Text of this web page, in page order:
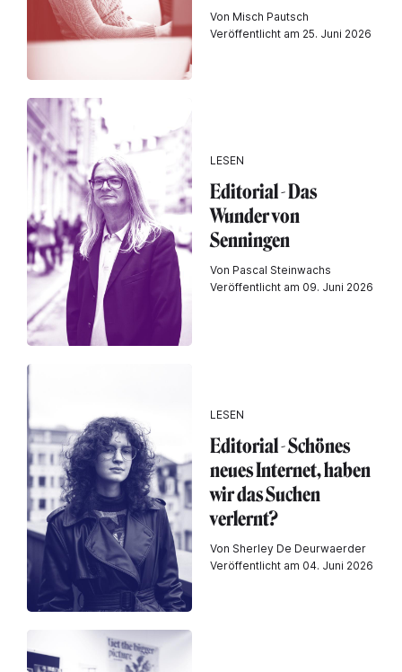
Von Misch Pautsch
Veröffentlicht am 25. Juni 2026
LESEN
Editorial - Das
Wunder von
Senningen
Von Pascal Steinwachs
Veröffentlicht am 09. Juni 2026
LESEN
Editorial - Schönes
neues Internet, haben
wir das Suchen
verlernt?
Von Sherley De Deurwaerder
Veröffentlicht am 04. Juni 2026